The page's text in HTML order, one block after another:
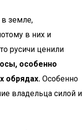
в земле,
в них и
русичи ценили
особенно
обрядах. Особенно
владельца силой и